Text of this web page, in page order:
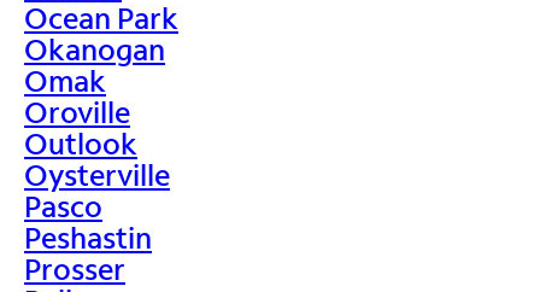
Ocean Park
Okanogan
Omak
Oroville
Outlook
Oysterville
Pasco
Peshastin
Prosser